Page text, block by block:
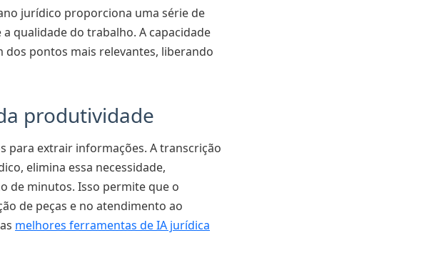
jurídico proporciona uma série de
qualidade do trabalho. A capacidade
dos pontos mais relevantes, liberando
produtividade
para extrair informações. A transcrição
elimina essa necessidade,
de minutos. Isso permite que o
de peças e no atendimento ao
melhores ferramentas de IA jurídica